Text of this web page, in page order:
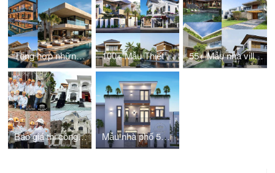
Tổng hợp những mẫu biệt thự nghỉ dưỡng đẹp đẳng cấp nhất 100+ Mẫu Thiết Kế Biệt Thự 2 Tầng Mái Thái Đẹp Mới 55+ Mẫu nhà villa đẹp, ấn tượng và đẳng cấp nhất 2024
Báo giá thi công biệt thự trọn gói giá rẻ nhất 2024 Mẫu nhà phố 5m 2 tầng 1 tum 4 phòng ngủ 1 phòng thờ tại Phú Quốc